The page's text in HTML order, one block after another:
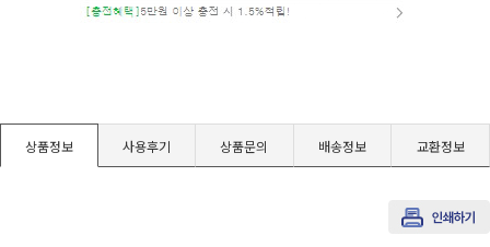
질기/원심분리기/초음파유량계/습식·건식가스메타
상품정보 사용후기 상품문의 배송정보 교환정보